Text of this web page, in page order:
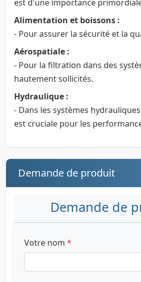
est d'une importance
Alimentation et boissons :
- Pour assurer la sécurité et la
Aérospatiale :
- Pour la filtration dans des
hautement sollicités.
Hydraulique :
- Dans les systèmes
est cruciale pour les
Demande de produit
Demande de
Votre nom *